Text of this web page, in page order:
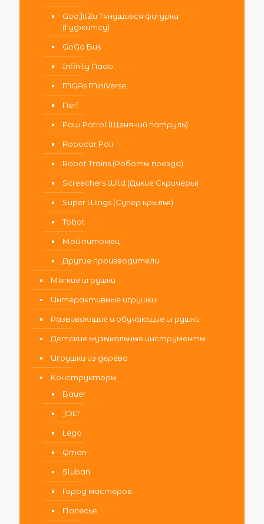
GooJitZu Тянущиеся фигурки
(Гуджитсу)
GoGo Bus
Infinity Nado
MGAs MiniVerse
Nerf
Paw Patrol (Щенячий патруль)
Robocar Poli
Robot Trains (Роботы поезда)
Screechers Wild (Дикие Скричеры)
Super Wings (Супер крылья)
Tobot
Мой питомец
Другие производители
Мягкие игрушки
Интерактивные игрушки
Развивающие и обучающие игрушки
Детские музыкальные инструменты
Игрушки из дерева
Конструкторы
Bauer
JDLT
Lego
Qman
Sluban
Город мастеров
Полесье